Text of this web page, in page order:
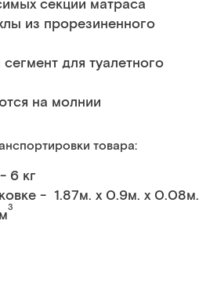
секции матраса
из прорезиненного
для туалетного
на молнии
товара:
6 кг
- 1.87м. x 0.9м. x 0.08м.
3